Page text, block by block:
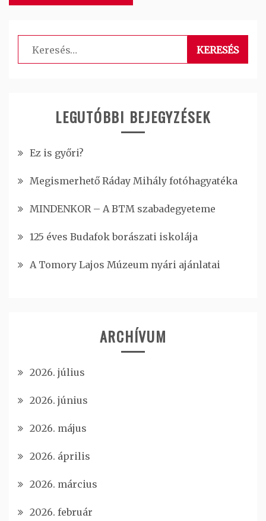
Keresés:
LEGUTÓBBI BEJEGYZÉSEK
Ez is győri?
Megismerhető Ráday Mihály fotóhagyatéka
MINDENKOR – A BTM szabadegyeteme
125 éves Budafok borászati iskolája
A Tomory Lajos Múzeum nyári ajánlatai
ARCHÍVUM
2026. július
2026. június
2026. május
2026. április
2026. március
2026. február